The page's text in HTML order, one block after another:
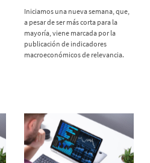
Iniciamos una nueva semana, que,
a pesar de ser más corta para la
mayoría, viene marcada por la
publicación de indicadores
macroeconómicos de relevancia.